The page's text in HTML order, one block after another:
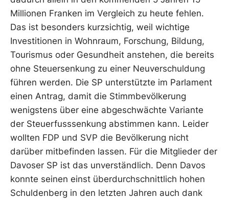
Millionen Franken im Vergleich zu heute fehlen.
Das ist besonders kurzsichtig, weil wichtige
Investitionen in Wohnraum, Forschung, Bildung,
Tourismus oder Gesundheit anstehen, die bereits
ohne Steuersenkung zu einer Neuverschuldung
führen werden. Die SP unterstützte im Parlament
einen Antrag, damit die Stimmbevölkerung
wenigstens über eine abgeschwächte Variante
der Steuerfusssenkung abstimmen kann. Leider
wollten FDP und SVP die Bevölkerung nicht
darüber mitbefinden lassen. Für die Mitglieder der
Davoser SP ist das unverständlich. Denn Davos
konnte seinen einst überdurchschnittlich hohen
Schuldenberg in den letzten Jahren auch dank